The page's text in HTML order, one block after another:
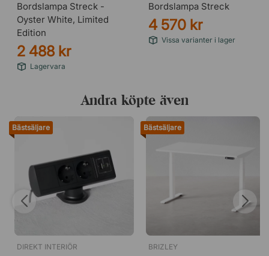
Bordslampa Streck -
Oyster White, Limited
Edition
2 488 kr
Lagervara
Bordslampa Streck
4 570 kr
Vissa varianter i lager
Andra köpte även
Bästsäljare
DIREKT INTERIÖR
Bästsäljare
BRIZLEY